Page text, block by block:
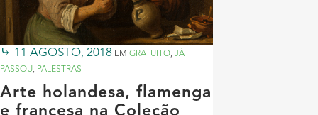
11 AGOSTO, 2018 EM GRATUITO, JÁ
PASSOU, PALESTRAS
Arte holandesa, flamenga
e francesa na Coleção